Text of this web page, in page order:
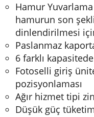
Hamur
hamurun son
dinlendirilmesi
Paslanmaz
6 farklı
Fotoselli giriş
pozisyonlaması
Ağır hizmet tipi
Düşük güç